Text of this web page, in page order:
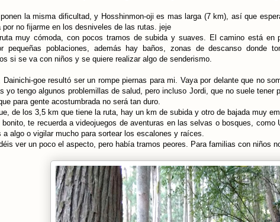
la misma dificultad, y Hosshinmon-oji es mas larga (7 km), así que
por no fijarme en los desniveles de las rutas. jeje
muy cómoda, con pocos tramos de subida y suaves. El camino está en
pequeñas poblaciones, además hay baños, zonas de descanso donde
si se va con niños y se quiere realizar algo de senderismo.
Dainichi-goe resultó ser un rompe piernas para mi. Vaya por delante que no
yo tengo algunos problemillas de salud, pero incluso Jordi, que no suele tener
para gente acostumbrada no será tan duro.
de los 3,5 km que tiene la ruta, hay un km de subida y otro de bajada muy
te recuerda a videojuegos de aventuras en las selvas o bosques, como
a algo o vigilar mucho para sortear los escalones y raíces.
ver un poco el aspecto, pero había tramos peores. Para familias con niños